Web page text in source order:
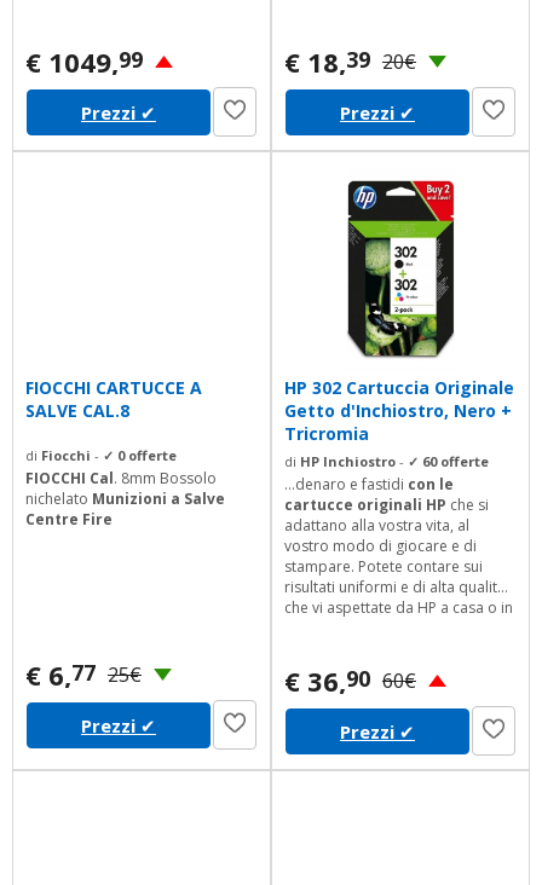
400C* • Range di tempo 0-
secondi Plotter da Taglio
Vinile PixMax 720mm• Optical-
eye incorporato per guida laser •
Supporto in alluminio con rulli
per...
€ 1049,99
Prezzi ✔
5050 Series, TS 5051, TS 5053, TS
5055, TS 6000 Series, TS 6050, TS
6050 Series, TS 6051, TS 6052, TS
8000 Series, TS 8050, TS 8050
Series, TS 8051, TS 8052, TS 8053,
TS...
€ 18,39 20€
Prezzi ✔
FIOCCHI CARTUCCE A
SALVE CAL.8
di Fiocchi - ✓ 0 offerte
FIOCCHI Cal. 8mm Bossolo
nichelato Munizioni a Salve
Centre Fire
€ 6,77 25€
Prezzi ✔
HP 302 Cartuccia Originale
Getto d'Inchiostro, Nero +
Tricromia
di HP Inchiostro - ✓ 60 offerte
...denaro e fastidi con le
cartucce originali HP che si
adattano alla vostra vita, al
vostro modo di giocare e di
stampare. Potete contare sui
risultati uniformi e di alta qualit
che vi aspettate da HP a casa o in
€ 36,90 60€
Prezzi ✔